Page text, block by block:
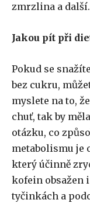
zmrzlina a další.
Jakou pít při
Pokud se
bez cukru,
myslete na to,
chuť, tak by
otázku, co
metabolismu je
který účinně
kofein obsažen
tyčinkách a